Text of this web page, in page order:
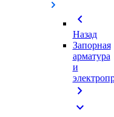
chevron_left
Назад
Запорная
арматура
и
chevron_right
expand_more